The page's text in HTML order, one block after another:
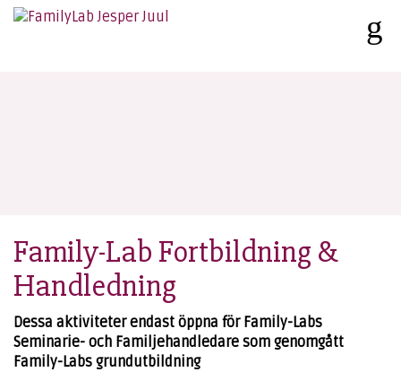
Family-Lab Fortbildning &
Handledning
Dessa aktiviteter endast öppna för Family-Labs
Seminarie- och Familjehandledare som genomgått
Family-Labs grundutbildning